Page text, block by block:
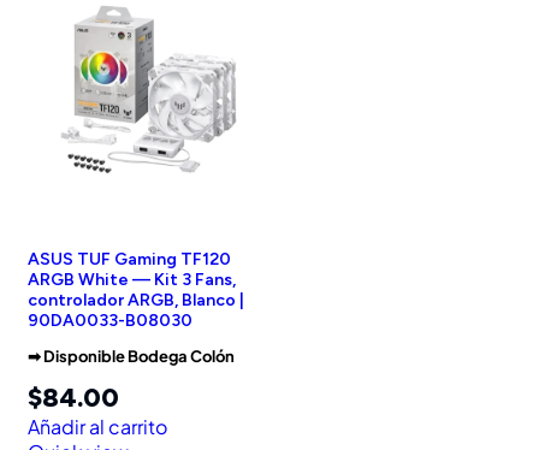
ASUS TUF Gaming TF120
ARGB White — Kit 3 Fans,
controlador ARGB, Blanco |
90DA0033-B08030
➡︎ Disponible Bodega Colón
$84.00
Añadir al carrito